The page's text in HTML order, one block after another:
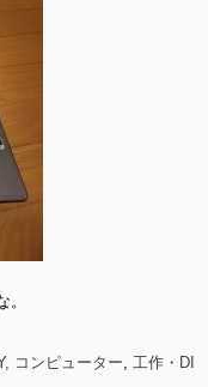
コンピューター, 工作・DI